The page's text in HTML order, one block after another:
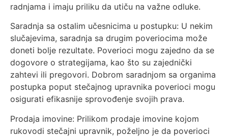
radnjama i imaju priliku da utiču na važne odluke.
Saradnja sa ostalim učesnicima u postupku: U nekim
slučajevima, saradnja sa drugim poveriocima može
doneti bolje rezultate. Poverioci mogu zajedno da se
dogovore o strategijama, kao što su zajednički
zahtevi ili pregovori. Dobrom saradnjom sa organima
postupka poput stečajnog upravnika poverioci mogu
osigurati efikasnije sprovođenje svojih prava.
Prodaja imovine: Prilikom prodaje imovine kojom
rukovodi stečajni upravnik, poželjno je da poverioci